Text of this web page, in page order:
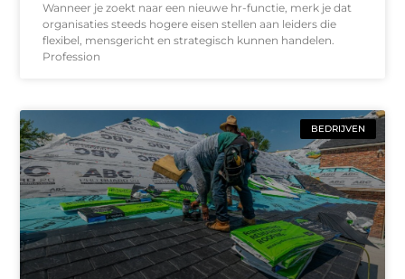
Wanneer je zoekt naar een nieuwe hr-functie, merk je dat
organisaties steeds hogere eisen stellen aan leiders die
flexibel, mensgericht en strategisch kunnen handelen.
Profession
BEDRIJVEN